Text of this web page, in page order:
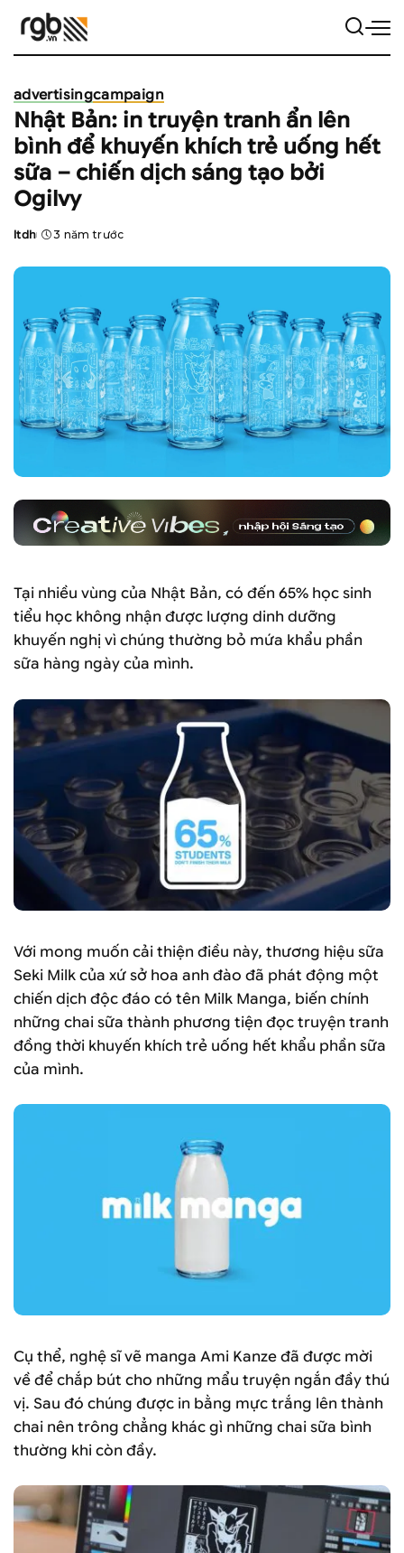
advertisingcampaign
Nhật Bản: in truyện tranh ẩn lên
bình để khuyến khích trẻ uống hết
sữa – chiến dịch sáng tạo bởi
Ogilvy
Posted
ltdh 3 năm trước
Tại nhiều vùng của Nhật Bản, có đến 65% học sinh
tiểu học không nhận được lượng dinh dưỡng
khuyến nghị vì chúng thường bỏ mứa khẩu phần
sữa hàng ngày của mình.
Với mong muốn cải thiện điều này, thương hiệu sữa
Seki Milk của xứ sở hoa anh đào đã phát động một
chiến dịch độc đáo có tên Milk Manga, biến chính
những chai sữa thành phương tiện đọc truyện tranh
đồng thời khuyến khích trẻ uống hết khẩu phần sữa
của mình.
Cụ thể, nghệ sĩ vẽ manga Ami Kanze đã được mời
về để chắp bút cho những mẩu truyện ngắn đầy thú
vị. Sau đó chúng được in bằng mực trắng lên thành
chai nên trông chẳng khác gì những chai sữa bình
thường khi còn đầy.